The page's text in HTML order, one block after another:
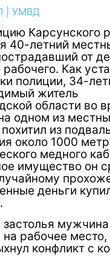
УМВД
Карсунского
40-летний
от
Как
полиции, 34-
житель
области во
одном из
из
около 1000
медного
имущество он
деньги
застолья мужчина
на рабочее место,
конфликт с